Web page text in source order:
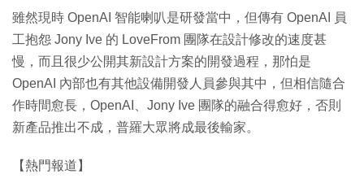
雖然現時 OpenAI 智能喇叭是研發當中，但傳有 OpenAI 員
工抱怨 Jony Ive 的 LoveFrom 團隊在設計修改的速度甚
慢，而且很少公開其新設計方案的開發過程，那怕是
OpenAI 內部也有其他設備開發人員參與其中，但相信隨合
作時間愈長，OpenAI、Jony Ive 團隊的融合得愈好，否則
新產品推出不成，普羅大眾將成最後輸家。
【熱門報道】